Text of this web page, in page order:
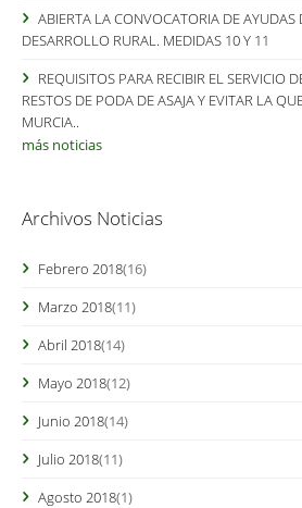
ABIERTA LA CONVOCATORIA DE
DESARROLLO RURAL. MEDIDAS 10 Y 11
REQUISITOS PARA RECIBIR EL SERVICIO
RESTOS DE PODA DE ASAJA Y EVITAR LA
MURCIA..
más noticias
Archivos Noticias
Febrero 2018(16)
Marzo 2018(11)
Abril 2018(14)
Mayo 2018(12)
Junio 2018(14)
Julio 2018(11)
Agosto 2018(1)